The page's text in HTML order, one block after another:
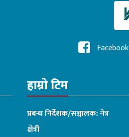
Facebook
हाम्रो टिम
प्रबन्ध निर्देशक/सञ्चालक: नेत्र
क्षेत्री